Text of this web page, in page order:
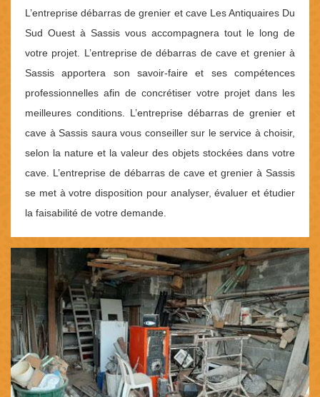
L’entreprise débarras de grenier et cave Les Antiquaires Du
Sud Ouest à Sassis vous accompagnera tout le long de
votre projet. L’entreprise de débarras de cave et grenier à
Sassis apportera son savoir-faire et ses compétences
professionnelles afin de concrétiser votre projet dans les
meilleures conditions. L’entreprise débarras de grenier et
cave à Sassis saura vous conseiller sur le service à choisir,
selon la nature et la valeur des objets stockées dans votre
cave. L’entreprise de débarras de cave et grenier à Sassis
se met à votre disposition pour analyser, évaluer et étudier
la faisabilité de votre demande.